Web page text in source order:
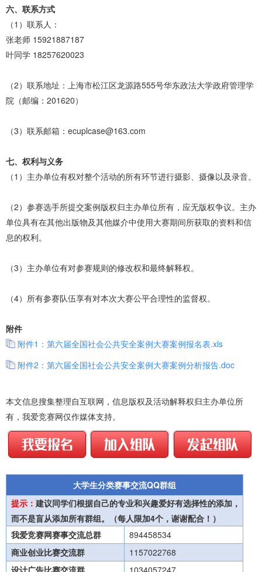
六、联系方式
（1）联系人：
张老师 15921887187
叶同学 18257620023
（2）联系地址：上海市松江区龙源路555号华东政法大学政府管理学
院（邮编：201620）
（3）联系邮箱：ecuplcase@163.com
七、权利与义务
（1）主办单位有权对整个活动的所有环节进行摄影、摄像以及录音。
（2）参赛选手所提交案例版权归主办单位所有，应无版权争议。主办
单位具有在其他出版物及其他媒介中使用大赛期间所获取的资料和信
息的权利。
（3）主办单位有对参赛规则的修改权和最终解释权。
（4）所有参赛队伍享有对本次大赛公平合理性的监督权。
附件
附件1：第六届全国社会公共安全案例大赛案例报名表.xls
附件2：第六届全国社会公共安全案例大赛案例分析报告.doc
本文信息搜集整理自互联网，信息版权及活动解释权归主办单位所
有，我爱竞赛网仅作媒体支持。
大学生分类赛事交流QQ群组
提示： 建议同学们根据自己的专业和兴趣爱好有选择性的添加，
而不是盲从添加所有群组。（每人限加4个，谢谢配合！）
我爱竞赛网赛事交流总群
894458534
商业创业比赛交流群
1157022768